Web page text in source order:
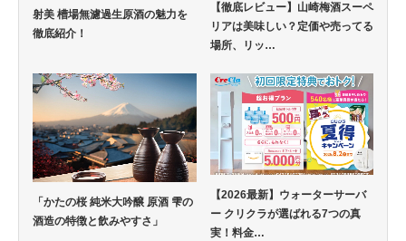
射美 槽場無濾過生原酒の魅力を
徹底紹介！
【徹底レビュー】山崎梅酒スーペ
リアは美味しい？定価や売ってる
場所、リッ…
「かたの桜 純米大吟醸 原酒 雫の
酒造の特徴と飲みやすさ」
【2026最新】ウォーターサーバ
ー クリクラが選ばれる7つの真
実！料金…